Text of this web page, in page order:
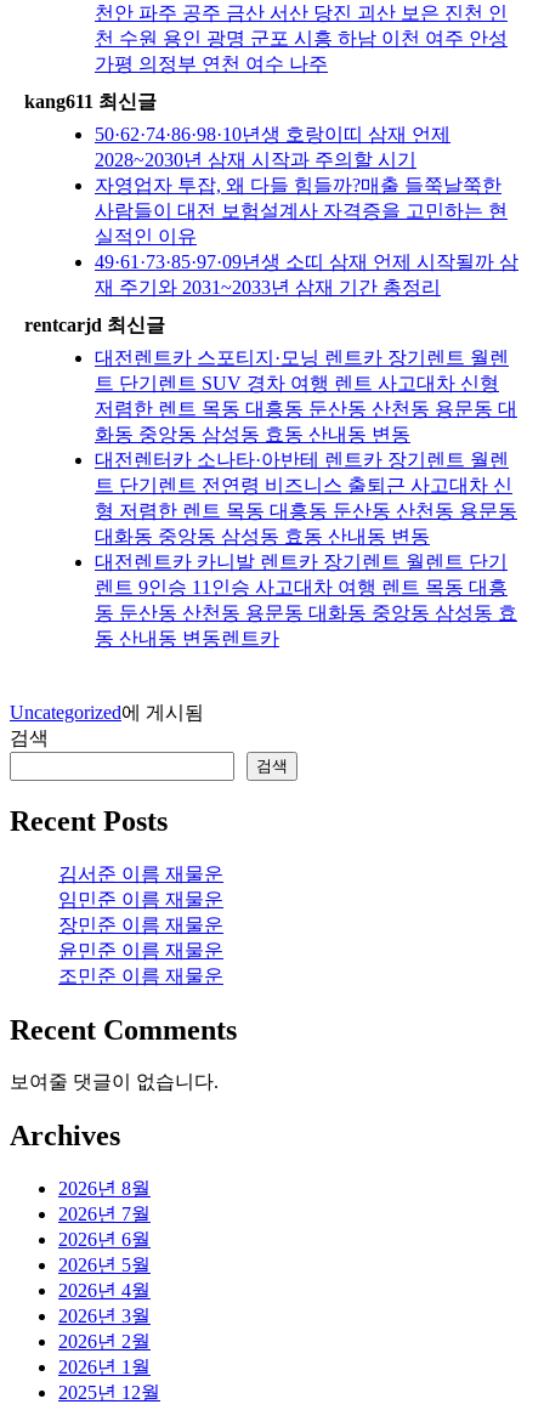
천안 파주 공주 금산 서산 당진 괴산 보은 진천 인
천 수원 용인 광명 군포 시흥 하남 이천 여주 안성
가평 의정부 연천 여수 나주
kang611 최신글
50·62·74·86·98·10년생 호랑이띠 삼재 언제
2028~2030년 삼재 시작과 주의할 시기
자영업자 투잡, 왜 다들 힘들까?매출 들쭉날쭉한
사람들이 대전 보험설계사 자격증을 고민하는 현
실적인 이유
49·61·73·85·97·09년생 소띠 삼재 언제 시작될까 삼
재 주기와 2031~2033년 삼재 기간 총정리
rentcarjd 최신글
대전렌트카 스포티지·모닝 렌트카 장기렌트 월렌
트 단기렌트 SUV 경차 여행 렌트 사고대차 신형
저렴한 렌트 목동 대흥동 둔산동 산천동 용문동 대
화동 중앙동 삼성동 효동 산내동 변동
대전렌터카 소나타·아반테 렌트카 장기렌트 월렌
트 단기렌트 전연령 비즈니스 출퇴근 사고대차 신
형 저렴한 렌트 목동 대흥동 둔산동 산천동 용문동
대화동 중앙동 삼성동 효동 산내동 변동
대전렌트카 카니발 렌트카 장기렌트 월렌트 단기
렌트 9인승 11인승 사고대차 여행 렌트 목동 대흥
동 둔산동 산천동 용문동 대화동 중앙동 삼성동 효
동 산내동 변동렌트카
Uncategorized에 게시됨
검색
검색
Recent Posts
김서준 이름 재물운
임민준 이름 재물운
장민준 이름 재물운
윤민준 이름 재물운
조민준 이름 재물운
Recent Comments
보여줄 댓글이 없습니다.
Archives
2026년 8월
2026년 7월
2026년 6월
2026년 5월
2026년 4월
2026년 3월
2026년 2월
2026년 1월
2025년 12월